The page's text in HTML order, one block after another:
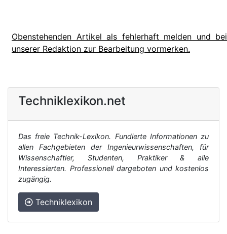
Obenstehenden Artikel als fehlerhaft melden und bei
unserer Redaktion zur Bearbeitung vormerken.
Techniklexikon.net
Das freie Technik-Lexikon. Fundierte Informationen zu
allen Fachgebieten der Ingenieurwissenschaften, für
Wissenschaftler, Studenten, Praktiker & alle
Interessierten. Professionell dargeboten und kostenlos
zugängig.
Techniklexikon